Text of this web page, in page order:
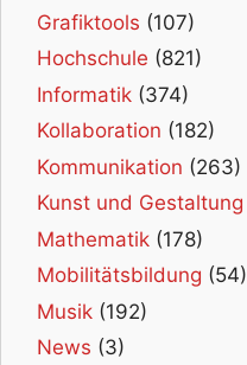
Grafiktools (107)
Hochschule (821)
Informatik (374)
Kollaboration (182)
Kommunikation (263)
Kunst und Gestaltung
Mathematik (178)
Mobilitätsbildung (54)
Musik (192)
News (3)